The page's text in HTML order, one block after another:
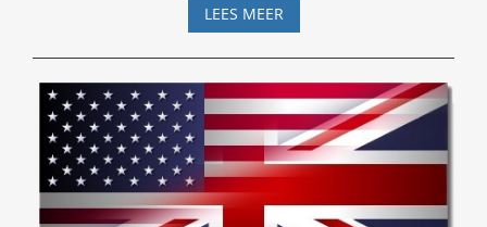
LEES MEERDE
FANTASTISCHE
CLAIMS
VOLDEMARS
BELAKOVS